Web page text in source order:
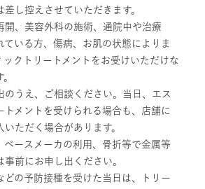
差し控えさせていただきます。
開、美容外科の施術、通院中や治療
ている方、傷病、お肌の状態によりま
ックトリートメントをお受けいただけな
のうえ、ご相談ください。当日、エス
トメントを受けられる場合も、店舗に
ただく場合があります。
ペースメーカの利用、骨折等で金属等
事前にお申し出ください。
どの予防接種を受けた当日は、トリー